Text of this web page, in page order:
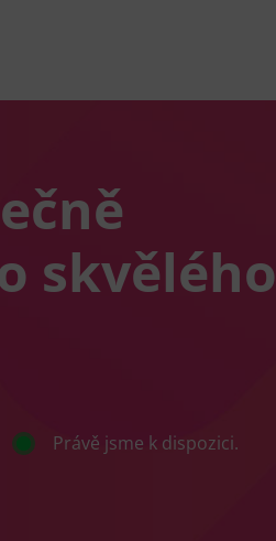
skvělého
Právě jsme k dispozici.